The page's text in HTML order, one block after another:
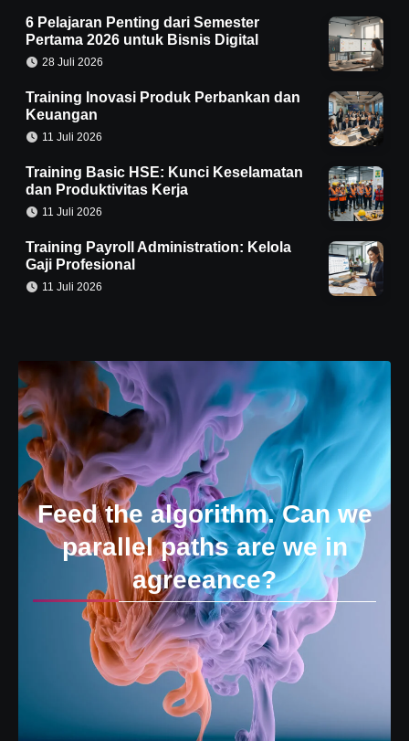
6 Pelajaran Penting dari Semester
Pertama 2026 untuk Bisnis Digital
28 Juli 2026
Training Inovasi Produk Perbankan dan
Keuangan
11 Juli 2026
Training Basic HSE: Kunci Keselamatan
dan Produktivitas Kerja
11 Juli 2026
Training Payroll Administration: Kelola
Gaji Profesional
11 Juli 2026
Feed the algorithm. Can we
parallel paths are we in
agreeance?